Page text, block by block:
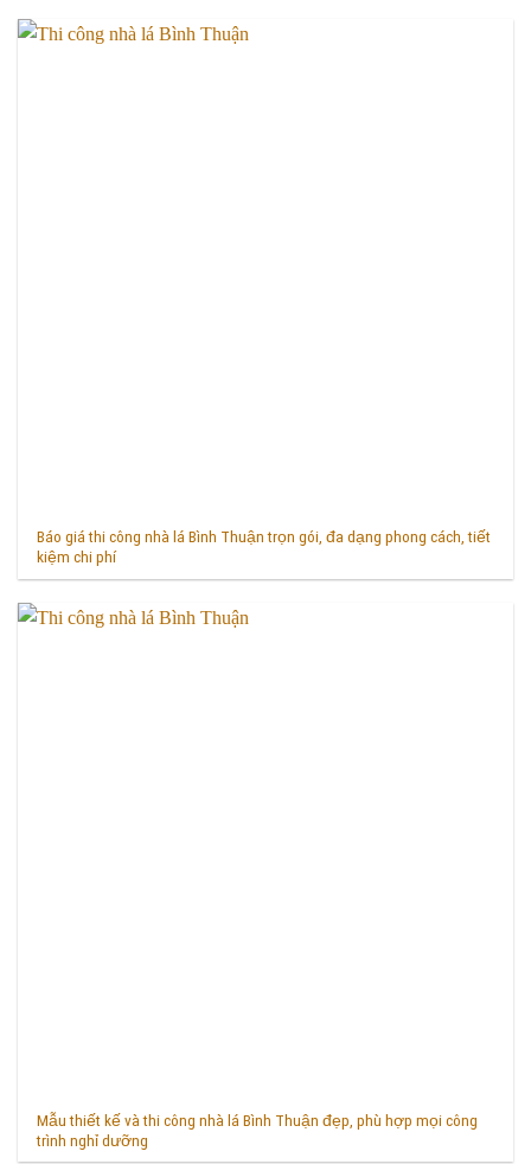
Báo giá thi công nhà lá Bình Thuận trọn gói, đa dạng phong cách, tiết
kiệm chi phí
Mẫu thiết kế và thi công nhà lá Bình Thuận đẹp, phù hợp mọi công
trình nghỉ dưỡng